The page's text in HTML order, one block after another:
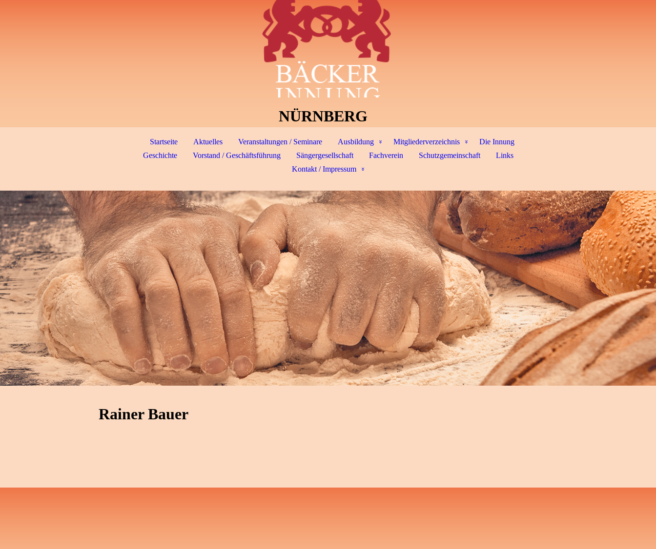
NÜRNBERG
Startseite Aktuelles Veranstaltungen / Seminare Ausbildung Mitgliederverzeichnis
Die Innung
Geschichte
Vorstand / Geschäftsführung Sängergesellschaft Fachverein Schutzgemeinschaft
Links
Kontakt / Impressum
Rainer Bauer